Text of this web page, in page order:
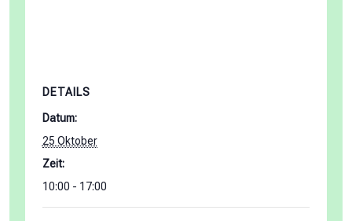
DETAILS
Datum:
25 Oktober
Zeit:
10:00 - 17:00